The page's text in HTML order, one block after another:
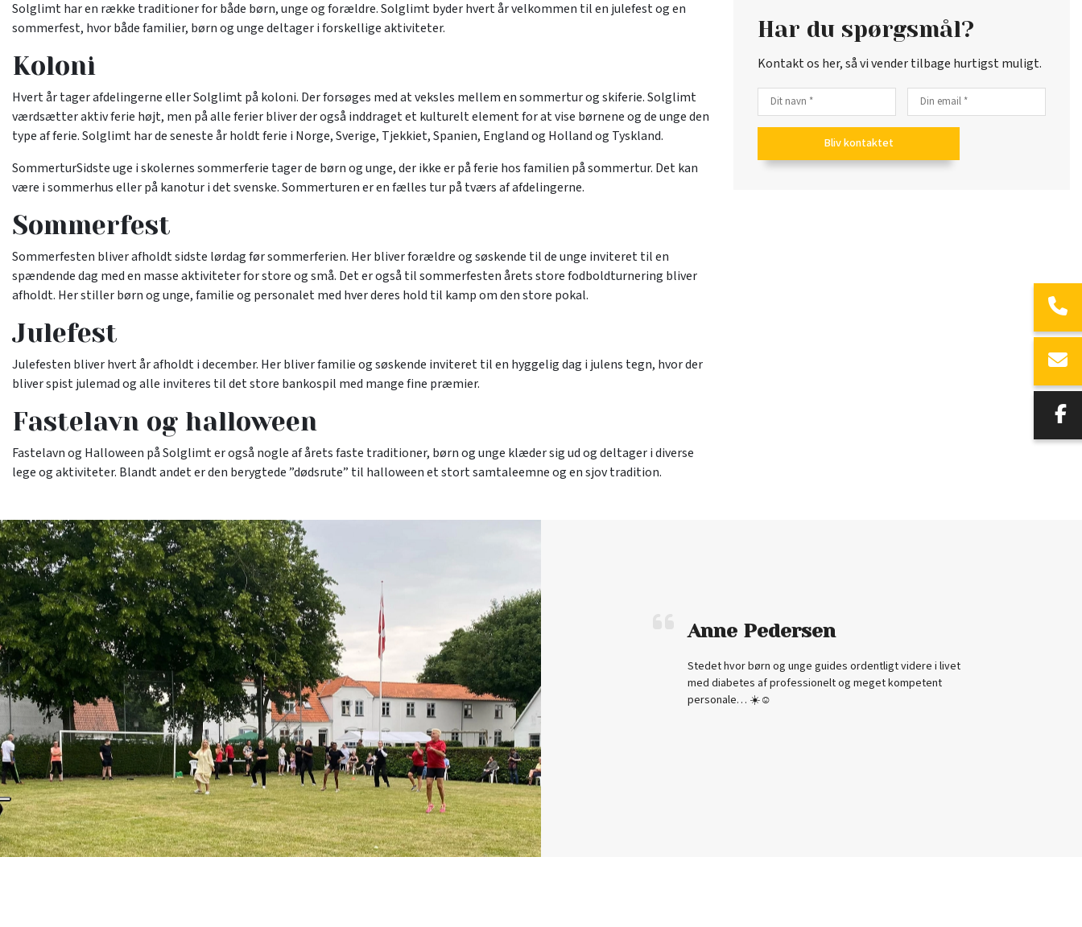
Solglimt har en række traditioner for både børn, unge og forældre. Solglimt byder hvert år velkommen til en julefest og en
sommerfest, hvor både familier, børn og unge deltager i forskellige aktiviteter.
Koloni
Hvert år tager afdelingerne eller Solglimt på koloni. Der forsøges med at veksles mellem en sommertur og skiferie. Solglimt
værdsætter aktiv ferie højt, men på alle ferier bliver der også inddraget et kulturelt element for at vise børnene og de unge den
type af ferie. Solglimt har de seneste år holdt ferie i Norge, Sverige, Tjekkiet, Spanien, England og Holland og Tyskland.​
SommerturSidste uge i skolernes sommerferie tager de børn og unge, der ikke er på ferie hos familien på sommertur. Det kan
være i sommerhus eller på kanotur i det svenske. Sommerturen er en fælles tur på tværs af afdelingerne. ​
Sommerfest
Sommerfesten bliver afholdt sidste lørdag før sommerferien. Her bliver forældre og søskende til de unge inviteret til en
spændende dag med en masse aktiviteter for store og små. Det er også til sommerfesten årets store fodboldturnering bliver
afholdt. Her stiller børn og unge, familie og personalet med hver deres hold til kamp om den store pokal.​​​
Julefest
Julefesten bliver hvert år afholdt i december. Her bliver familie og søskende inviteret til en hyggelig dag i julens tegn, hvor der
bliver spist julemad og alle inviteres til det store bankospil med mange fine præmier.​
Fastelavn og halloween
Fastelavn og Halloween på Solglimt er også nogle af årets faste traditioner, børn og unge klæder sig ud og deltager i diverse
lege og aktiviteter. Blandt andet er den berygtede ”dødsrute” til halloween et stort samtaleemne og en sjov tradition.​
Har du spørgsmål?
Kontakt os her, så vi vender tilbage hurtigst muligt.
Lone Nielsen​
Jeg syntes at det er et godt opholdssted for vores børn
som har diabetes , jeg har selv haft en søn som har boede
der 2 1/2 år og jeg syntes at det har været en stor hjælp for
os
Læs mere
Anne Pedersen
Stedet hvor børn og unge guides ordentligt videre i livet
med diabetes af professionelt og meget kompetent
personale… ☀️☺️